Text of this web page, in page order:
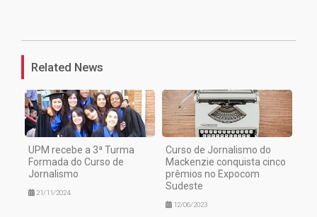
Related News
UPM recebe a 3ª Turma
Formada do Curso de
Jornalismo
21/11/2024
Curso de Jornalismo do
Mackenzie conquista cinco
prêmios no Expocom
Sudeste
12/06/2023